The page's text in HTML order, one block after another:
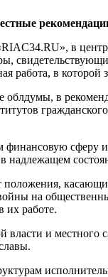
в
работа, в
в
сферу и
надлежащем
на
их работе.
власти и